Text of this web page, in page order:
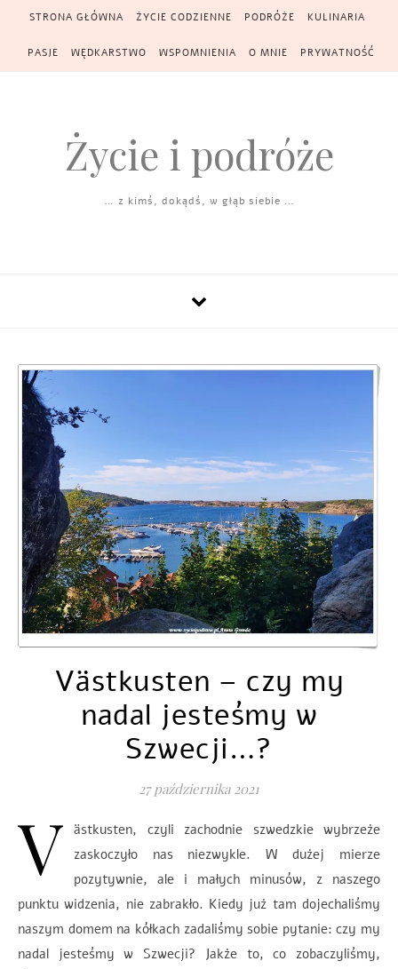
Skip to content
STRONA GŁÓWNA ŻYCIE CODZIENNE PODRÓŻE KULINARIA
PASJE WĘDKARSTWO WSPOMNIENIA O MNIE PRYWATNOŚĆ
Życie i podróże
… z kimś, dokądś, w głąb siebie …
Västkusten – czy my
nadal jesteśmy w
Szwecji…?
27 października 2021
V ästkusten, czyli zachodnie szwedzkie wybrzeże
zaskoczyło nas niezwykle. W dużej mierze
pozytywnie, ale i małych minusów, z naszego
punktu widzenia, nie zabrakło. Kiedy już tam dojechaliśmy
naszym domem na kółkach zadaliśmy sobie pytanie: czy my
nadal jesteśmy w Szwecji? Jakże to, co zobaczyliśmy,